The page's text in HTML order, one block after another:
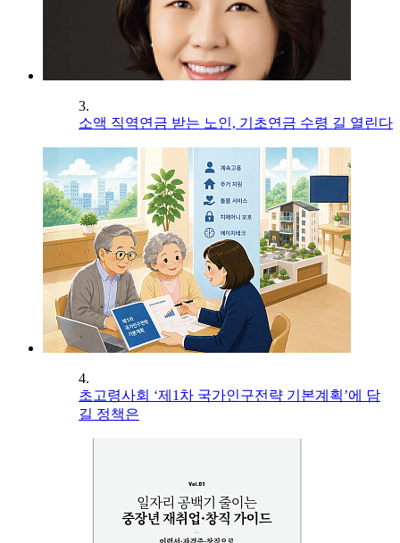
3.
소액 직역연금 받는 노인, 기초연금 수령 길 열린다
4.
초고령사회 ‘제1차 국가인구전략 기본계획’에 담
길 정책은